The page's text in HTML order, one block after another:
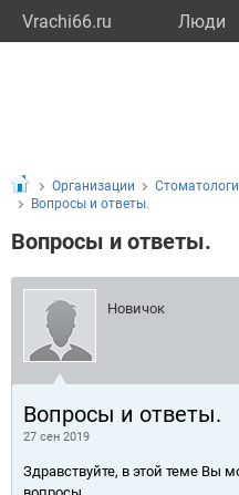
Vrachi66.ru Люди
Организации
Вопросы и ответы.
Вопросы и ответы.
Новичок
Вопросы и ответы.
27 сен 2019
Здравствуйте, в этой теме Вы